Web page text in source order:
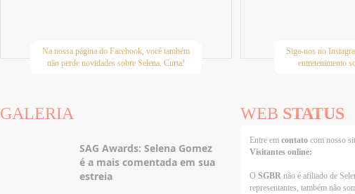
Na nossa página do Facebook, você também
não perde novidades sobre Selena. Curta!
Siga-nos no
entretenimento
GALERIA
SAG Awards: Selena Gomez
é a mais comentada em sua
estreia
WEB STATUS
Entre emcontatocom nosso
Visitantes online:
OSGBR não é afiliado de
representantes, também não